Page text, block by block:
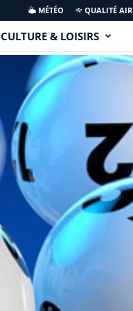
MÉTÉO QUALITÉ AIR
CULTURE & LOISIRS